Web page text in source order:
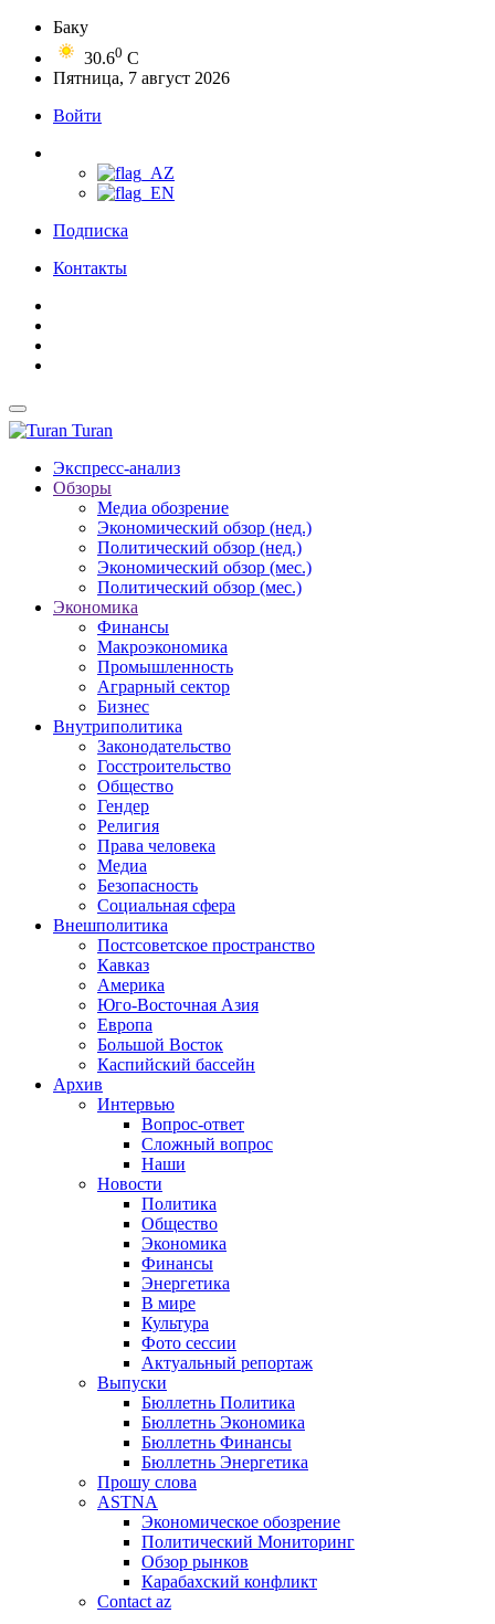
Баку
30.60 C
Пятница, 7 август 2026
Войти
Подписка
Контакты
Turan
Экспресс-анализ
Обзоры
Медиа обозрение
Экономический обзор (нед.)
Политический обзор (нед.)
Экономический обзор (мес.)
Политический обзор (мес.)
Экономика
Финансы
Макроэкономика
Промышленность
Аграрный сектор
Бизнес
Внутриполитика
Законодательство
Госстроительство
Общество
Гендер
Религия
Права человека
Медиа
Безопасность
Социальная сфера
Внешполитика
Постсоветское пространство
Кавказ
Америка
Юго-Восточная Азия
Европа
Большой Восток
Каспийский бассейн
Архив
Интервью
Вопрос-ответ
Сложный вопрос
Наши
Новости
Политика
Общество
Экономика
Финансы
Энергетика
В мире
Культура
Фото сессии
Актуальный репортаж
Выпуски
Бюллетнь Политика
Бюллетнь Экономика
Бюллетнь Финансы
Бюллетнь Энергетика
Прошу слова
ASTNA
Экономическое обозрение
Политический Мониторинг
Обзор рынков
Карабахский конфликт
Contact az